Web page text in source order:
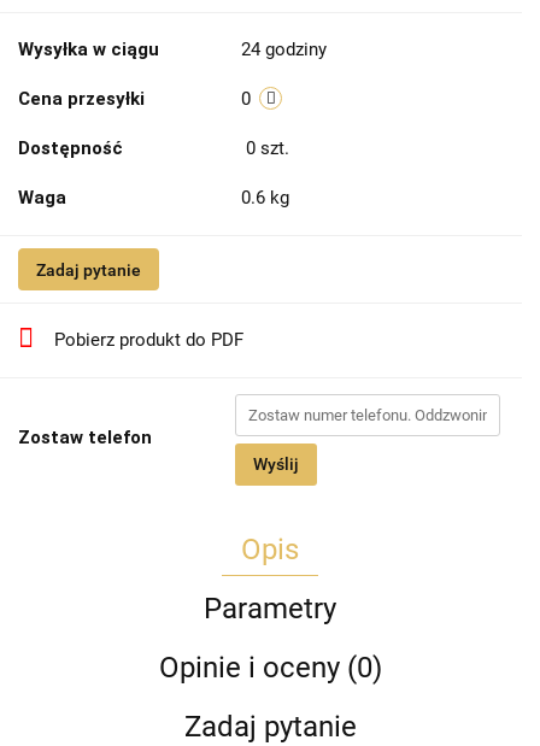
Wysyłka w ciągu 24 godziny
Cena przesyłki 0
Dostępność 0 szt.
Waga 0.6 kg
Zadaj pytanie
Pobierz produkt do PDF
Zostaw telefon
Wyślij
Opis
Parametry
Opinie i oceny (0)
Zadaj pytanie